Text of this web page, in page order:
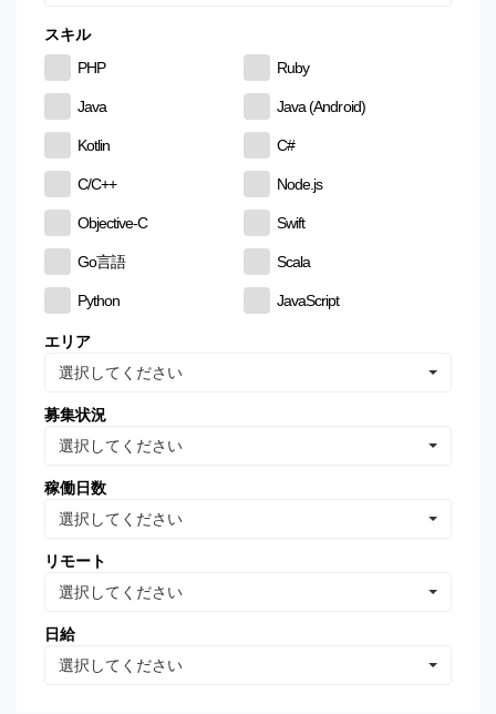
スキル
PHP
Ruby
Java Java (Android)
Kotlin C#
C/C++ Node.js
Objective-C Swift
Go言語 Scala
Python JavaScript
CSS
MySQL
Oracle Database
Linux
VB.NET
WordPress
エリア
選択してください
募集状況
選択してください
稼働日数
選択してください
リモート
選択してください
日給
選択してください